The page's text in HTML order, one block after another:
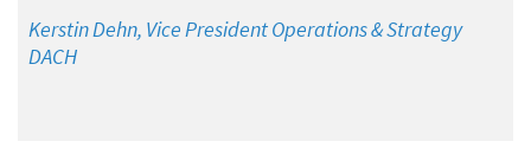
Kerstin Dehn, Vice President Operations & Strategy
DACH